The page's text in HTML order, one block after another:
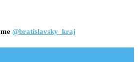
@bratislavsky_kraj